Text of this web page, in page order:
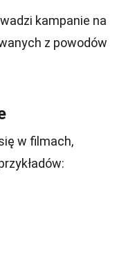
kampanie na
z powodów
w filmach,